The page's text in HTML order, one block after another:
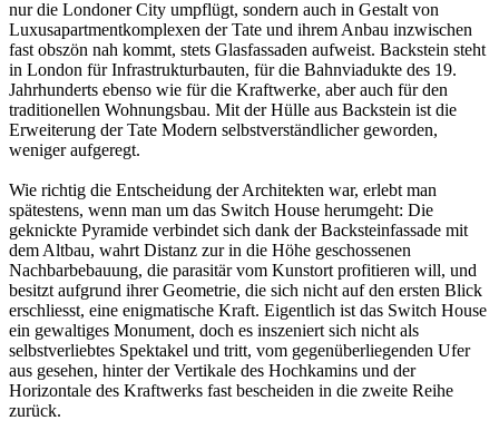
nur die Londoner City umpflügt, sondern auch in Gestalt von
Luxusapartmentkomplexen der Tate und ihrem Anbau inzwischen
fast obszön nah kommt, stets Glasfassaden aufweist. Backstein steht
in London für Infrastrukturbauten, für die Bahnviadukte des 19.
Jahrhunderts ebenso wie für die Kraftwerke, aber auch für den
traditionellen Wohnungsbau. Mit der Hülle aus Backstein ist die
Erweiterung der Tate Modern selbstverständlicher geworden,
weniger ­aufgeregt.
Wie richtig die Entscheidung der Architekten war, erlebt man
spätestens, wenn man um das Switch House herumgeht: Die
geknickte Pyramide verbindet sich dank der Backsteinfassade mit
dem Altbau, wahrt Distanz zur in die Höhe geschossenen
Nachbarbebauung, die parasitär vom Kunstort profi­tieren will, und
besitzt aufgrund ihrer Geometrie, die sich nicht auf den ersten Blick
erschliesst, eine enigmatische Kraft. Eigentlich ist das Switch House
ein gewaltiges Monument, doch es inszeniert sich nicht als
selbstverliebtes Spektakel und tritt, vom gegenüberliegenden Ufer
aus gesehen, hinter der Vertikale des Hochkamins und der
Horizontale des Kraftwerks fast bescheiden in die zweite Reihe
zurück.